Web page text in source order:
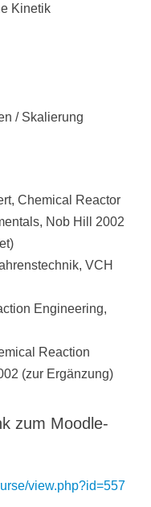
Kinetik
/ Skalierung
Chemical Reactor
Nob Hill 2002
VCH
Engineering,
Reaction
(zur Ergänzung)
zum Moodle-
view.php?id=557